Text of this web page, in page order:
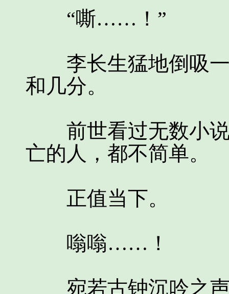
“嘶……！”
李长生猛地倒吸一
和几分。
前世看过无数小说
亡的人，都不简单。
正值当下。
嗡嗡……！
宛若古钟沉吟之声